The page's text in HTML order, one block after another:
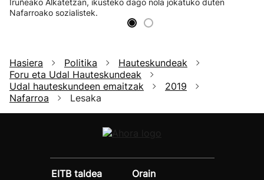
Nafarroako sozialistek.
Hasiera Politika
Hauteskundeak
Foru eta Udal Hauteskundeak
Udal hauteskundeen emaitzak
2019
Nafarroa
Lesaka
EITB taldea
Orain